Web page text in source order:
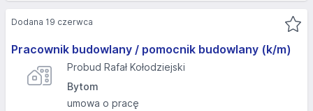
Pracownik budowlany / pomocnik budowlany (k/m)
Probud Rafał Kołodziejski
Bytom
umowa o pracę
Dodana 19 czerwca